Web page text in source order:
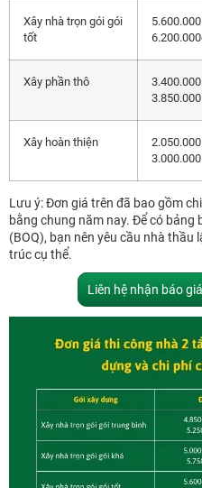
Xây nhà trọn gói gói
tốt
Xây phần thô
Xây hoàn thiện
Lưu ý: Đơn giá trên đã bao gồm
bằng chung năm nay. Để có
(BOQ), bạn nên yêu cầu nhà thầu
trúc cụ thể.
Liên hệ nhận báo